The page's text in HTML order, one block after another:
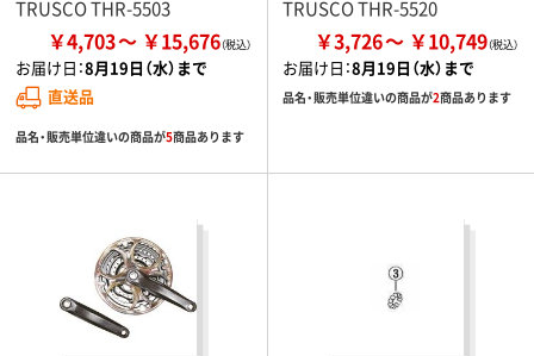
TRUSCO THR-5503
￥4,703 ￥15,676
お届け日：8月19日（水）まで
直送品
品名・販売単位違いの商品が5商品あります
TRUSCO THR-5520
￥3,726 ￥10,749
お届け日：8月19日（水）まで
品名・販売単位違いの商品が2商品あります